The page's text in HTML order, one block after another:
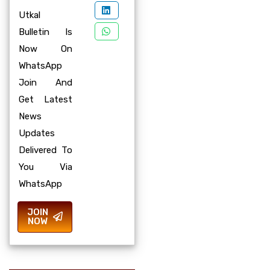
Utkal
Bulletin Is
Now On
WhatsApp
Join And
Get Latest
News
Updates
Delivered To
You Via
WhatsApp
JOIN
NOW